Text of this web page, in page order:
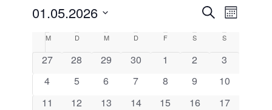
Suche
und
SucheMonat
01.05.2026
Datum
Kalender
von
Veranstaltungen
MMontag DDienstagM MittwochD Donnerstag
FFreitag S SamstagS
0
27
0
28
0
29
0
30
0
1
0
2
0
3
0
4
0
5
0
6
0
7
0
8
0
9
0
10
0
11
0
12
0
13
0
14
0
15
0
16
0
17